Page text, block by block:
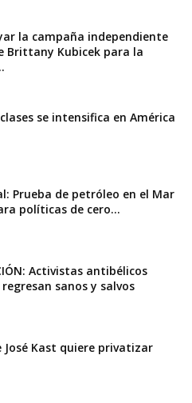
la campaña independiente
Brittany Kubicek para la
se intensifica en América
Prueba de petróleo en el Mar
políticas de cero...
Activistas antibélicos
sanos y salvos
José Kast quiere privatizar